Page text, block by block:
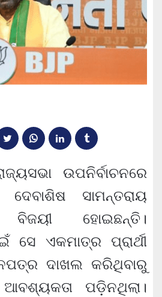
ଉପନିର୍ବାଚନରେ
ଦେବାଶିଷ ସାମନ୍ତରାୟ
ବିଜୟୀ ହୋଇଛନ୍ତି।
ସେ ଏକମାତ୍ର ପ୍ରାର୍ଥୀ
ଦାଖଲ କରିଥିବାରୁ
ପଡ଼ିନଥିଲା।